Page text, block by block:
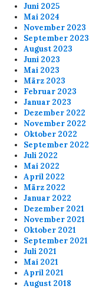
Juni 2025
Mai 2024
November 2023
September 2023
August 2023
Juni 2023
Mai 2023
März 2023
Februar 2023
Januar 2023
Dezember 2022
November 2022
Oktober 2022
September 2022
Juli 2022
Mai 2022
April 2022
März 2022
Januar 2022
Dezember 2021
November 2021
Oktober 2021
September 2021
Juli 2021
Mai 2021
April 2021
August 2018